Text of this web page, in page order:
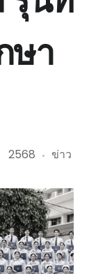
ษา
2568 ข่าว